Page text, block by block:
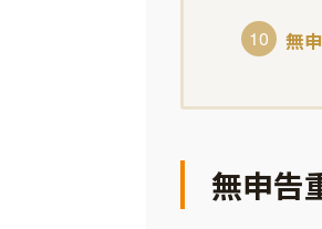
無
無申告